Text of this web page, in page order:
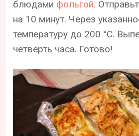
блюдами фольгой.
на 10 минут. Через
температуру до 200 °С.
четверть часа. Готово!